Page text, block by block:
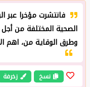
فانتشرت مؤخرا عبر
الصحية المختلفة من
وطرق الوقاية من، اهم
نسخ زخرفة